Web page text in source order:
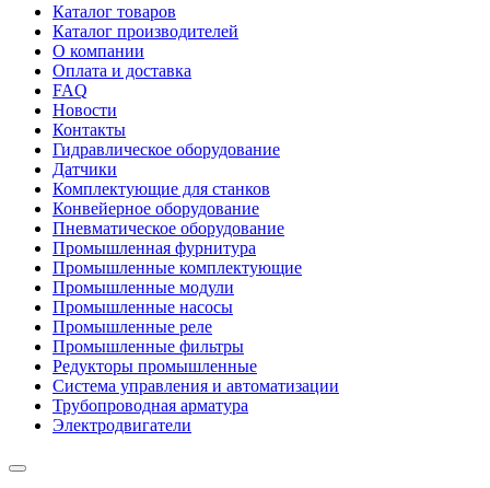
Каталог товаров
Каталог производителей
О компании
Оплата и доставка
FAQ
Новости
Контакты
Гидравлическое оборудование
Датчики
Комплектующие для станков
Конвейерное оборудование
Пневматическое оборудование
Промышленная фурнитура
Промышленные комплектующие
Промышленные модули
Промышленные насосы
Промышленные реле
Промышленные фильтры
Редукторы промышленные
Система управления и автоматизации
Трубопроводная арматура
Электродвигатели